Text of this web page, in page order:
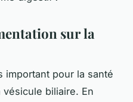
sur la
important pour la santé
biliaire. En